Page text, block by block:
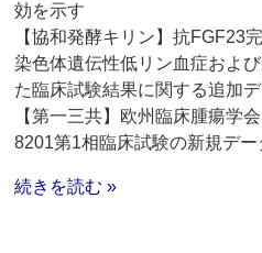
効を示す
【協和発酵キリン】抗FGF23
染色体遺伝性低リン血症およ
た臨床試験結果に関する追加
【第一三共】欧州臨床腫瘍学
8201第1相臨床試験の新規デー
続きを読む »